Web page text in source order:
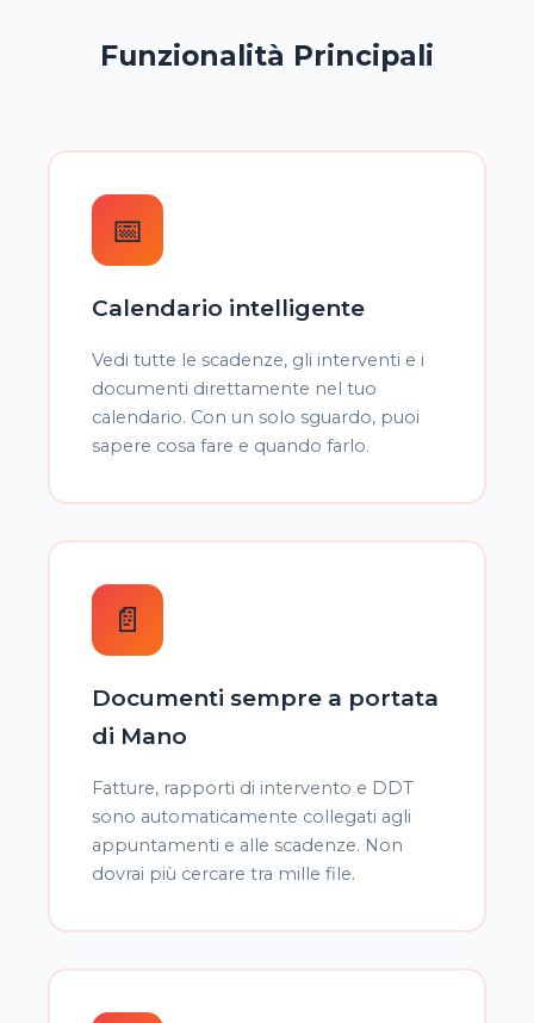
Funzionalità Principali
📅
Calendario intelligente
Vedi tutte le scadenze, gli interventi e i
documenti direttamente nel tuo
calendario. Con un solo sguardo, puoi
sapere cosa fare e quando farlo.
📄
Documenti sempre a portata
di Mano
Fatture, rapporti di intervento e DDT
sono automaticamente collegati agli
appuntamenti e alle scadenze. Non
dovrai più cercare tra mille file.